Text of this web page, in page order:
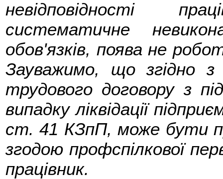
невідповідності
систематичне
обов'язків, поява не
Зауважимо, що згідно
трудового договору з
випадку ліквідації
ст. 41 КЗпП, може бути
згодою профспілкової
працівник.